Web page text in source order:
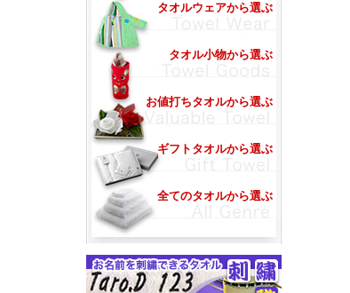
タオルウェアから選ぶ
タオル小物から選ぶ
お値打ちタオルから選ぶ
ギフトタオルから選ぶ
全てのタオルから選ぶ